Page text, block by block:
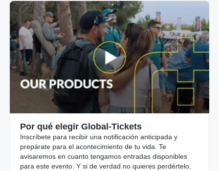
Por qué elegir Global-Tickets
Inscríbete para recibir una notificación anticipada y
prepárate para el acontecimiento de tu vida. Te
avisaremos en cuanto tengamos entradas disponibles
para este evento. Y si de verdad no quieres perdértelo,